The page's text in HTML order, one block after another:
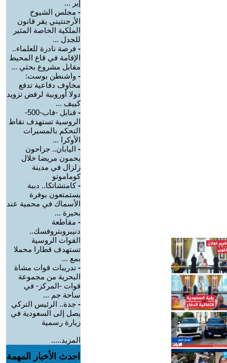
إير ...
- مجلس الشيوخ
الأرجنتيني يقر قانون
الملكية الخاصة المثير
للجدل ...
- فرصة نادرة للعلماء..
الإقامة في قاع المحيط
مقابل مشروع بحثي ...
- واشنطن بوست:
مخاوف دفاعية تدفع
دولا أوروبية لرفض تزويد
كييف ...
-
قنابل -فاب-500-
الروسية تستهدف نقاط
التحكم بالمسيرات
الأوكرا ...
- اليابان.. جراحون
يحمون مريضا خلال
زلزال في مدينة
كوماموتو
-كامتشاتكا.. دببة
يستمتعون بوفرة
الأسماك في محمية عند
بحيرة ...
- مقاطعة
دنيبروبتروفسك..
القوات الروسية
تستهدف قطارا محملا
بمع ...
- تدريبات قوات مشاة
البحرية من مجموعة
قوات -المركز- في
ساحة جم ...
- جدة.. الرئيس التركي
يصل إلى السعودية في
زيارة رسمية
المزيد.....
احدث الأخبار المهمة